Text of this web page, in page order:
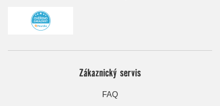
Zákaznický servis
FAQ